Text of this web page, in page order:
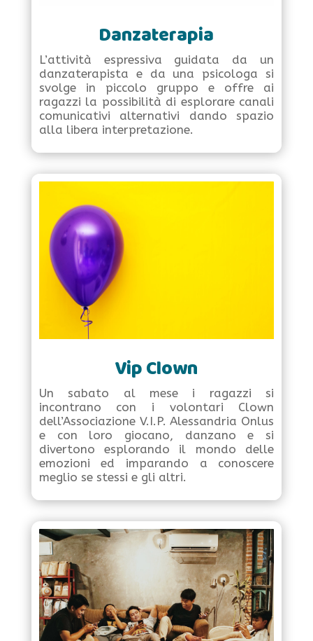
Danzaterapia
L’attività espressiva guidata da un
danzaterapista e da una psicologa si
svolge in piccolo gruppo e offre ai
ragazzi la possibilità di esplorare canali
comunicativi alternativi dando spazio
alla libera interpretazione.
Vip Clown
Un sabato al mese i ragazzi si
incontrano con i volontari Clown
dell’Associazione V.I.P. Alessandria Onlus
e con loro giocano, danzano e si
divertono esplorando il mondo delle
emozioni ed imparando a conoscere
meglio se stessi e gli altri.